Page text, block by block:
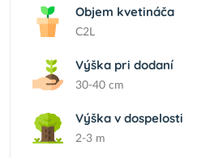
Objem kvetináča
C2L
Výška pri dodaní
30-40 cm
Výška v dospelosti
2-3 m